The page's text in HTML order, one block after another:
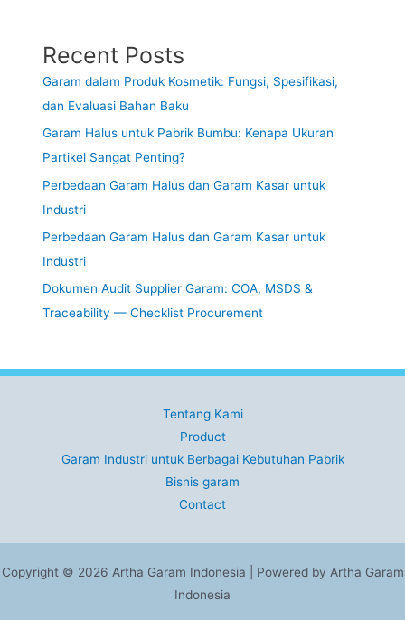
Recent Posts
Garam dalam Produk Kosmetik: Fungsi, Spesifikasi,
dan Evaluasi Bahan Baku
Garam Halus untuk Pabrik Bumbu: Kenapa Ukuran
Partikel Sangat Penting?
Perbedaan Garam Halus dan Garam Kasar untuk
Industri
Perbedaan Garam Halus dan Garam Kasar untuk
Industri
Dokumen Audit Supplier Garam: COA, MSDS &
Traceability — Checklist Procurement
Tentang Kami
Product
Garam Industri untuk Berbagai Kebutuhan Pabrik
Bisnis garam
Contact
Copyright © 2026 Artha Garam Indonesia | Powered by Artha Garam
Indonesia